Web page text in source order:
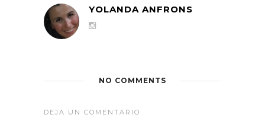
YOLANDA ANFRONS
NO COMMENTS
DEJA UN COMENTARIO